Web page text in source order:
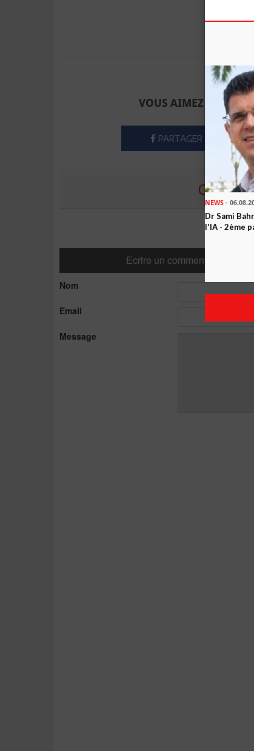
VOUS AIMEZ CET
PARTAGER
Ecrire un commentaire
Nom
Email
Message
NEWS -
Dr Sami
l'IA - 2ème